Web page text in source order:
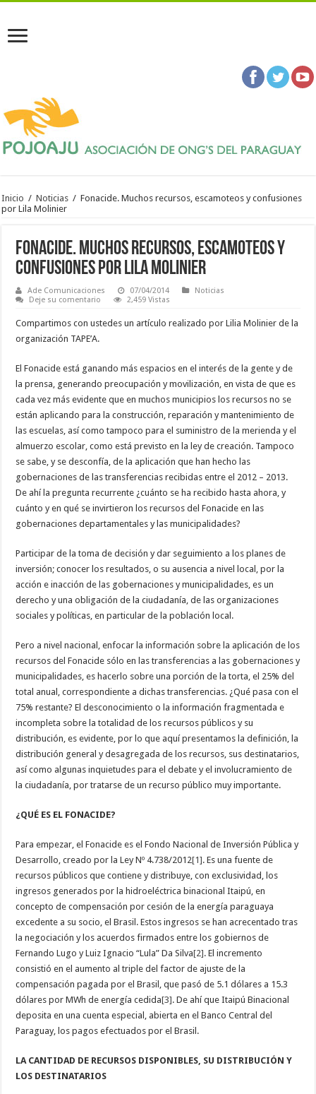
Inicio / Noticias / Fonacide. Muchos recursos, escamoteos y confusiones
por Lila Molinier
Fonacide. Muchos recursos, escamoteos y
confusiones por Lila Molinier
Ade Comunicaciones 07/04/2014
Noticias
Deje su comentario
2,459 Vistas
Compartimos con ustedes un artículo realizado por Lilia Molinier de la
organización TAPE’A.
El Fonacide está ganando más espacios en el interés de la gente y de
la prensa, generando preocupación y movilización, en vista de que es
cada vez más evidente que en muchos municipios los recursos no se
están aplicando para la construcción, reparación y mantenimiento de
las escuelas, así como tampoco para el suministro de la merienda y el
almuerzo escolar, como está previsto en la ley de creación. Tampoco
se sabe, y se desconfía, de la aplicación que han hecho las
gobernaciones de las transferencias recibidas entre el 2012 – 2013.
De ahí la pregunta recurrente ¿cuánto se ha recibido hasta ahora, y
cuánto y en qué se invirtieron los recursos del Fonacide en las
gobernaciones departamentales y las municipalidades?
Participar de la toma de decisión y dar seguimiento a los planes de
inversión; conocer los resultados, o su ausencia a nivel local, por la
acción e inacción de las gobernaciones y municipalidades, es un
derecho y una obligación de la ciudadanía, de las organizaciones
sociales y políticas, en particular de la población local.
Pero a nivel nacional, enfocar la información sobre la aplicación de los
recursos del Fonacide sólo en las transferencias a las gobernaciones y
municipalidades, es hacerlo sobre una porción de la torta, el 25% del
total anual, correspondiente a dichas transferencias. ¿Qué pasa con el
75% restante? El desconocimiento o la información fragmentada e
incompleta sobre la totalidad de los recursos públicos y su
distribución, es evidente, por lo que aquí presentamos la definición, la
distribución general y desagregada de los recursos, sus destinatarios,
así como algunas inquietudes para el debate y el involucramiento de
la ciudadanía, por tratarse de un recurso público muy importante.
¿QUÉ ES EL FONACIDE?
Para empezar, el Fonacide es el Fondo Nacional de Inversión Pública y
Desarrollo, creado por la Ley Nº 4.738/2012[1]. Es una fuente de
recursos públicos que contiene y distribuye, con exclusividad, los
ingresos generados por la hidroeléctrica binacional Itaipú, en
concepto de compensación por cesión de la energía paraguaya
excedente a su socio, el Brasil. Estos ingresos se han acrecentado tras
la negociación y los acuerdos firmados entre los gobiernos de
Fernando Lugo y Luiz Ignacio “Lula” Da Silva[2]. El incremento
consistió en el aumento al triple del factor de ajuste de la
compensación pagada por el Brasil, que pasó de 5.1 dólares a 15.3
dólares por MWh de energía cedida[3]. De ahí que Itaipú Binacional
deposita en una cuenta especial, abierta en el Banco Central del
Paraguay, los pagos efectuados por el Brasil.
LA CANTIDAD DE RECURSOS DISPONIBLES, SU DISTRIBUCIÓN Y
LOS DESTINATARIOS